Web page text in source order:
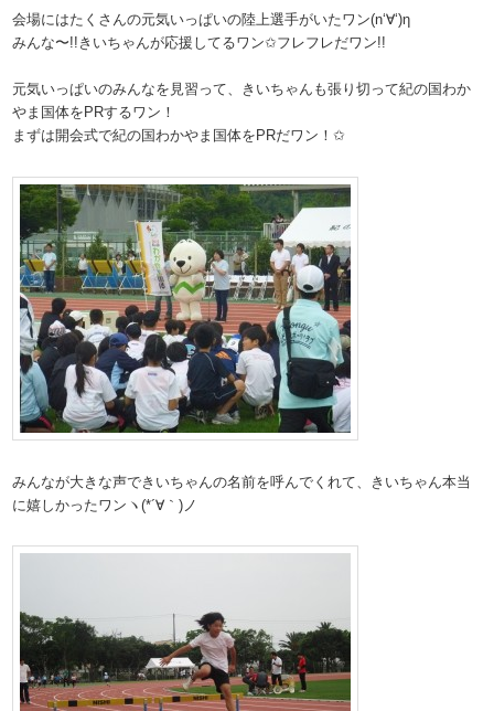
会場にはたくさんの元気いっぱいの陸上選手がいたワン(n‘∀‘)η
みんな〜!!きいちゃんが応援してるワン✩フレフレだワン!!
元気いっぱいのみんなを見習って、きいちゃんも張り切って紀の国わか
やま国体をPRするワン！
まずは開会式で紀の国わかやま国体をPRだワン！✩
みんなが大きな声できいちゃんの名前を呼んでくれて、きいちゃん本当
に嬉しかったワンヽ(*´∀｀)ノ